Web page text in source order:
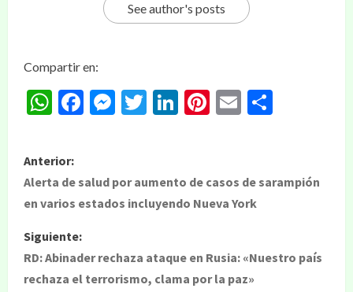
See author's posts
Compartir en:
WhatsApp
Facebook
Messenger
Twitter
LinkedIn
Pinterest
Email
Anterior:
Alerta de salud por aumento de casos de sarampión
en varios estados incluyendo Nueva York
Siguiente:
RD: Abinader rechaza ataque en Rusia: «Nuestro país
rechaza el terrorismo, clama por la paz»